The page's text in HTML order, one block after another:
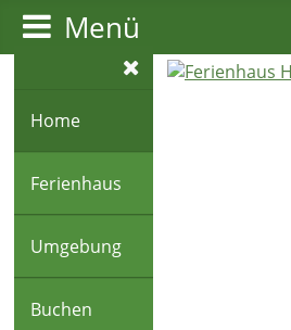
Menü
Home
Ferienhaus
Umgebung
Buchen